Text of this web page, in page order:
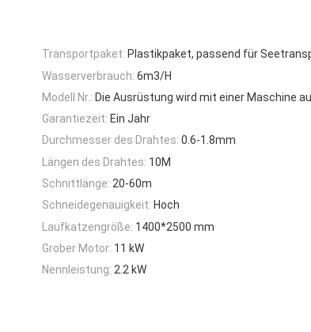
Transportpaket: Plastikpaket, passend für
Wasserverbrauch: 6m3/H
Modell Nr.: Die Ausrüstung wird mit einer Maschine
Garantiezeit: Ein Jahr
Durchmesser des Drahtes: 0.6-1.8mm
Längen des Drahtes: 10M
Schnittlänge: 20-60m
Schneidegenauigkeit: Hoch
Laufkatzengröße: 1400*2500 mm
Grober Motor: 11 kW
Nennleistung: 2.2 kW